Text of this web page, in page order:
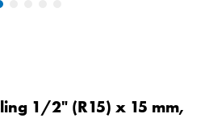
1/2" (R15) x 15 mm,